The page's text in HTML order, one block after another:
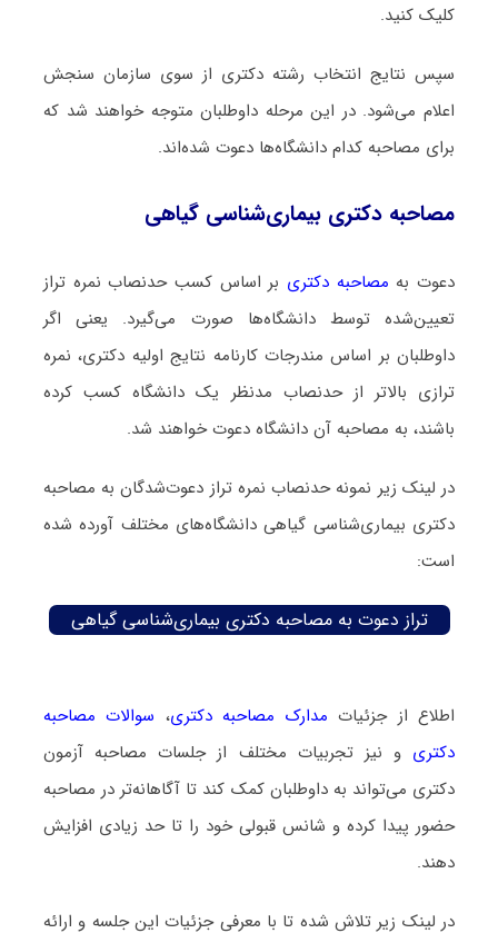
کلیک کنید.
سپس نتایج انتخاب رشته دکتری از سوی سازمان سنجش
اعلام می‌شود. در این مرحله داوطلبان متوجه خواهند شد که
برای مصاحبه کدام دانشگاه‌ها دعوت شده‌اند.
مصاحبه دکتری بیماری‌شناسی گیاهی
دعوت به مصاحبه دکتری بر اساس کسب حدنصاب نمره تراز
تعیین‌شده توسط دانشگاه‌ها صورت می‌گیرد. یعنی اگر
داوطلبان بر اساس مندرجات کارنامه نتایج اولیه دکتری، نمره
ترازی بالاتر از حدنصاب مدنظر یک دانشگاه کسب کرده
باشند، به مصاحبه آن دانشگاه دعوت خواهند شد.
در لینک زیر نمونه حدنصاب نمره تراز دعوت‌شدگان به مصاحبه
دکتری بیماری‌شناسی گیاهی دانشگاه‌های مختلف آورده شده
است:
تراز دعوت به مصاحبه دکتری بیماری‌شناسی گیاهی
اطلاع از جزئیات مدارک مصاحبه دکتری، سوالات مصاحبه
دکتری و نیز تجربیات مختلف از جلسات مصاحبه آزمون
دکتری می‌تواند به داوطلبان کمک کند تا آگاهانه‌تر در مصاحبه
حضور پیدا کرده و شانس قبولی خود را تا حد زیادی افزایش
دهند.
در لینک زیر تلاش شده تا با معرفی جزئیات این جلسه و ارائه